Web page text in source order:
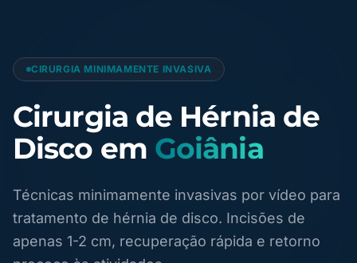
CIRURGIA MINIMAMENTE INVASIVA
Cirurgia de Hérnia de
Disco em Goiânia
Técnicas minimamente invasivas por vídeo para
tratamento de hérnia de disco. Incisões de
apenas 1-2 cm, recuperação rápida e retorno